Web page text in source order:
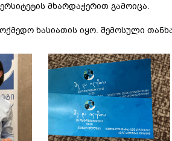
მხარდაჭერით გამოიცა.
ხასიათის იყო. შემოსული